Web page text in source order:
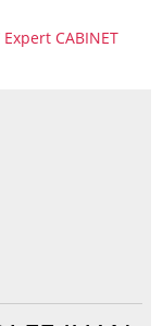
Expert CABINET